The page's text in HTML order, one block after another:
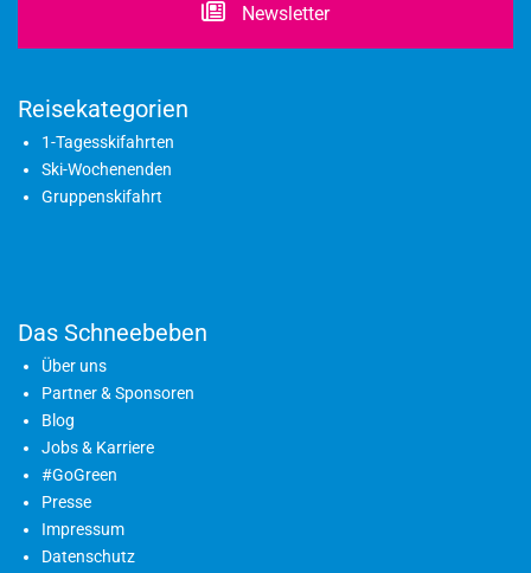
Newsletter
Reisekategorien
1-Tagesskifahrten
Ski-Wochenenden
Gruppenskifahrt
Das Schneebeben
Über uns
Partner & Sponsoren
Blog
Jobs & Karriere
#GoGreen
Presse
Impressum
Datenschutz